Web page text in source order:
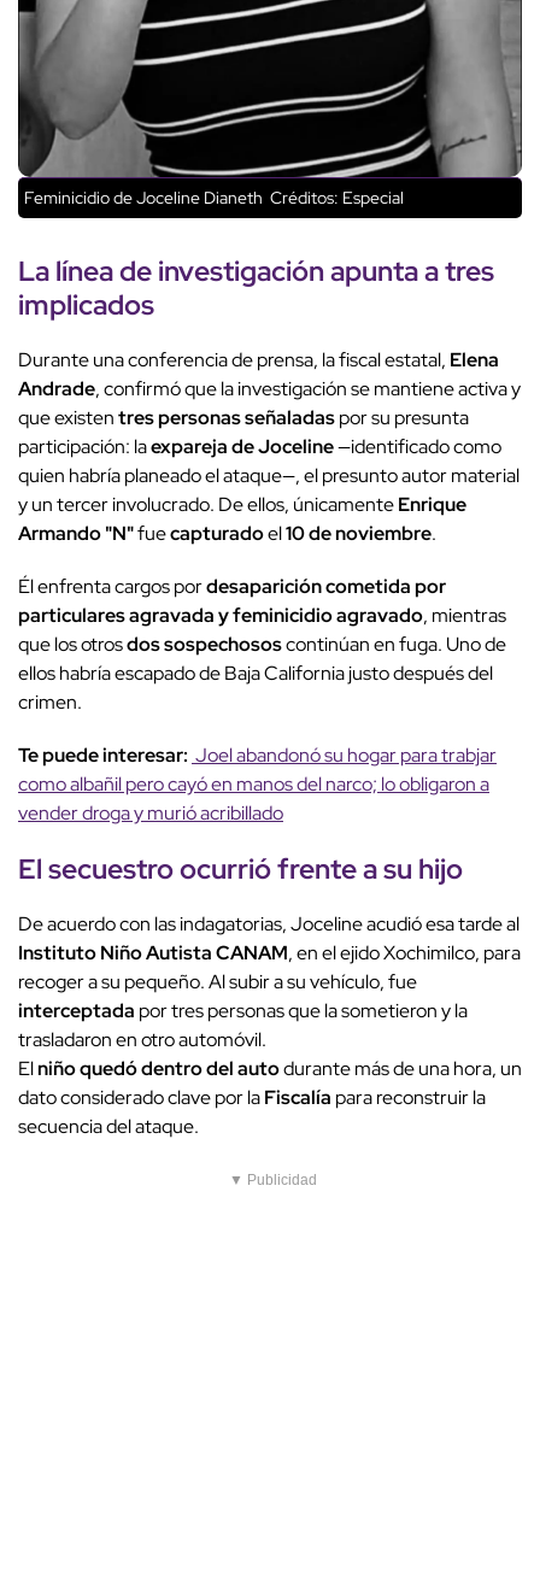
Feminicidio de Joceline Dianeth Créditos: Especial
Lalínea de investigaciónapunta atres
implicados
Durante una conferencia de prensa, la fiscal estatal, Elena
Andrade, confirmó que la investigación se mantiene activa y
que existentres personas señaladaspor su presunta
participación: laexpareja de Joceline—identificado como
quien habría planeado el ataque—, el presunto autor material
y un tercer involucrado. De ellos, únicamenteEnrique
Armando "N"fuecapturadoel10 de noviembre.
Él enfrenta cargos pordesaparición cometida por
particulares agravada y feminicidio agravado, mientras
que los otrosdos sospechososcontinúan en fuga. Uno de
ellos habría escapado de Baja California justo después del
crimen.
Te puede interesar: Joel abandonó su hogar para trabjar
como albañil pero cayó en manos del narco; lo obligaron a
vender droga y murió acribillado
Elsecuestroocurriófrente a su hijo
De acuerdo con las indagatorias, Joceline acudió esa tarde al
Instituto Niño Autista CANAM, en el ejido Xochimilco, para
recoger a su pequeño. Al subir a su vehículo, fue
interceptada por tres personas que la sometieron y la
trasladaron en otro automóvil.
Elniño quedó dentro del autodurante más de una hora, un
dato considerado clave por laFiscalía para reconstruir la
secuencia del ataque.
▼ Publicidad